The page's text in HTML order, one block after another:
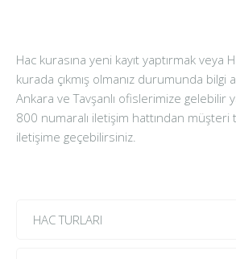
Hac kurasına yeni kayıt yaptırmak veya
kurada çıkmış olmanız durumunda bilgi
Ankara ve Tavşanlı ofislerimize gelebilir
800 numaralı iletişim hattından müşteri
iletişime geçebilirsiniz.
HAC TURLARI